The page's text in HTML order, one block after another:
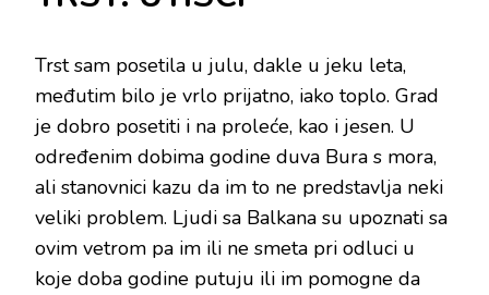
Trst sam posetila u julu, dakle u jeku leta,
međutim bilo je vrlo prijatno, iako toplo. Grad
je dobro posetiti i na proleće, kao i jesen. U
određenim dobima godine duva Bura s mora,
ali stanovnici kazu da im to ne predstavlja neki
veliki problem. Ljudi sa Balkana su upoznati sa
ovim vetrom pa im ili ne smeta pri odluci u
koje doba godine putuju ili im pomogne da